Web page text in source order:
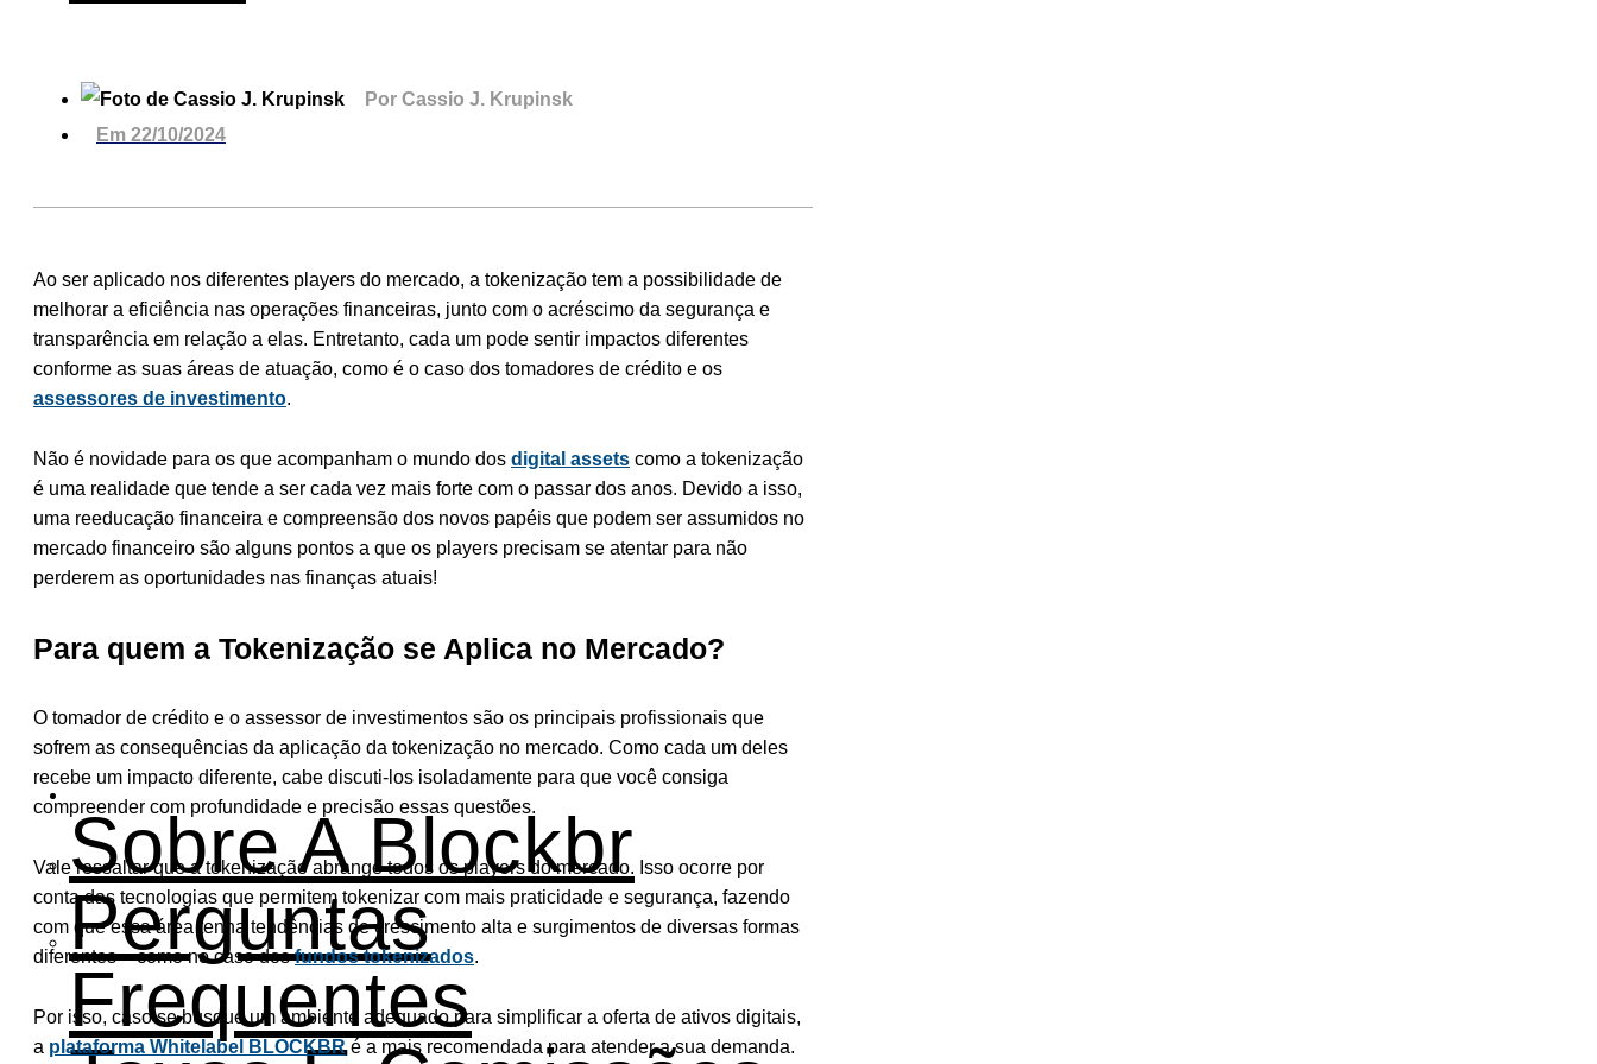
Institucional
Sobre A Blockbr
Perguntas
Frequentes
Por Cassio J. Krupinsk
Em 22/10/2024
Ao ser aplicado nos diferentes players do mercado, a tokenização tem a possibilidade de
melhorar a eficiência nas operações financeiras, junto com o acréscimo da segurança e
transparência em relação a elas. Entretanto, cada um pode sentir impactos diferentes
conforme as suas áreas de atuação, como é o caso dos tomadores de crédito e os
assessores de investimento.
Não é novidade para os que acompanham o mundo dos digital assets como a tokenização
é uma realidade que tende a ser cada vez mais forte com o passar dos anos. Devido a isso,
uma reeducação financeira e compreensão dos novos papéis que podem ser assumidos no
mercado financeiro são alguns pontos a que os players precisam se atentar para não
perderem as oportunidades nas finanças atuais!
Para quem a Tokenização se Aplica no Mercado?
O tomador de crédito e o assessor de investimentos são os principais profissionais que
sofrem as consequências da aplicação da tokenização no mercado. Como cada um deles
recebe um impacto diferente, cabe discuti-los isoladamente para que você consiga
compreender com profundidade e precisão essas questões.
Vale ressaltar que a tokenização abrange todos os players do mercado. Isso ocorre por
conta das tecnologias que permitem tokenizar com mais praticidade e segurança, fazendo
com que essa área tenha tendências de crescimento alta e surgimentos de diversas formas
diferentes – como no caso dosfundos tokenizados.
Por isso, caso se busque um ambiente adequado para simplificar a oferta de ativos digitais,
a plataforma Whitelabel BLOCKBRé a mais recomendada para atender a sua demanda.